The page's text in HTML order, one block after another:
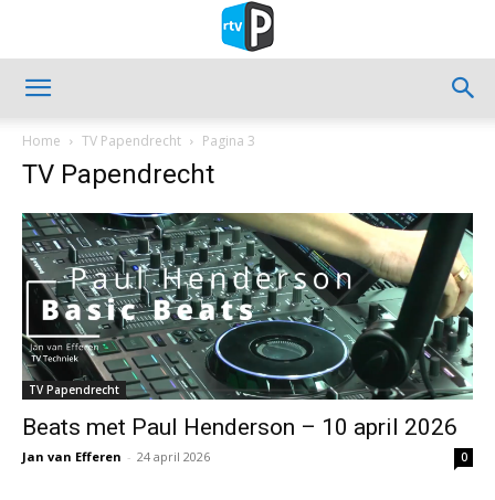
Home TV Papendrecht Pagina 3
TV Papendrecht
TV Papendrecht
Beats met Paul Henderson – 10 april 2026
Jan van Efferen - 24 april 2026 0